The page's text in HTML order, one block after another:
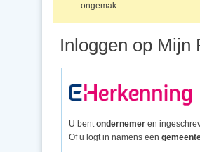
ongemak.
Inloggen op Mijn
U bentondernemeren
Of u logt in namens een